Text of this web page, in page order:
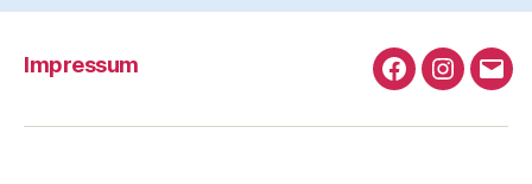
Impressum
Facebooke-